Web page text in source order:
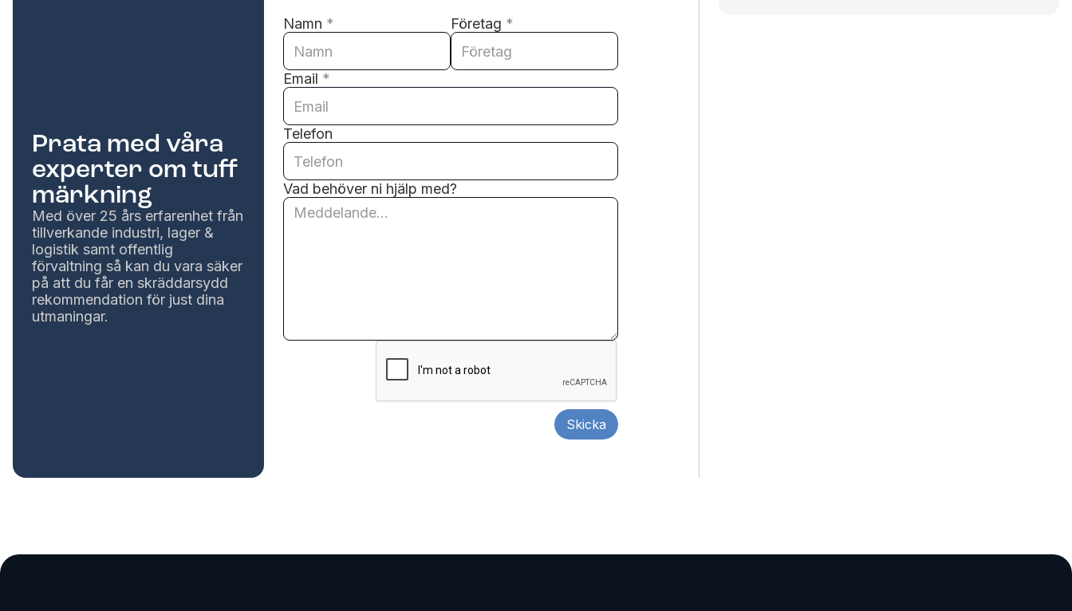
Prata med våra
experter om tuff
märkning
Med över 25 års erfarenhet från
tillverkande industri, lager &
logistik samt offentlig
förvaltning så kan du vara säker
på att du får en skräddarsydd
rekommendation för just dina
utmaningar.
Namn * Företag *
Email *
Telefon
Vad behöver ni hjälp med?